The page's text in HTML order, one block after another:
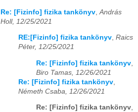
Re: [Fizinfo] fizika tankönyv András
Holl, 12/25/2021
RE:[Fizinfo] fizika tankönyv, Raics
Péter, 12/25/2021
Re: [Fizinfo] fizika tankönyv
Biro Tamas, 12/26/2021
Re: [Fizinfo] fizika tankönyv
Németh Csaba, 12/26/2021
Re: [Fizinfo] fizika tankönyv,